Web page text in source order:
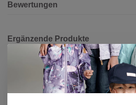
Bewertungen
Ergänzende Produkte
ZEWI BÉBÉ-JOU
Zewi bébé-jou
fairy Bloom Vogel
Auf Lager